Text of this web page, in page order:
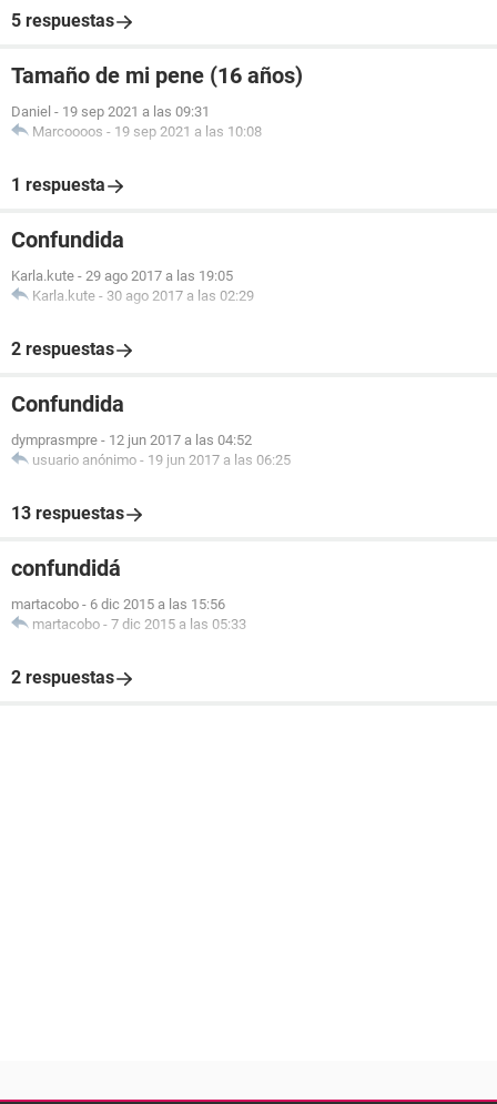
5 respuestas
Tamaño de mi pene (16 años)
Daniel - 19 sep 2021 a las 09:31
Marcoooos - 19 sep 2021 a las 10:08
1 respuesta
Confundida
Karla.kute - 29 ago 2017 a las 19:05
Karla.kute - 30 ago 2017 a las 02:29
2 respuestas
Confundida
dymprasmpre - 12 jun 2017 a las 04:52
usuario anónimo - 19 jun 2017 a las 06:25
13 respuestas
confundidá
martacobo - 6 dic 2015 a las 15:56
martacobo - 7 dic 2015 a las 05:33
2 respuestas